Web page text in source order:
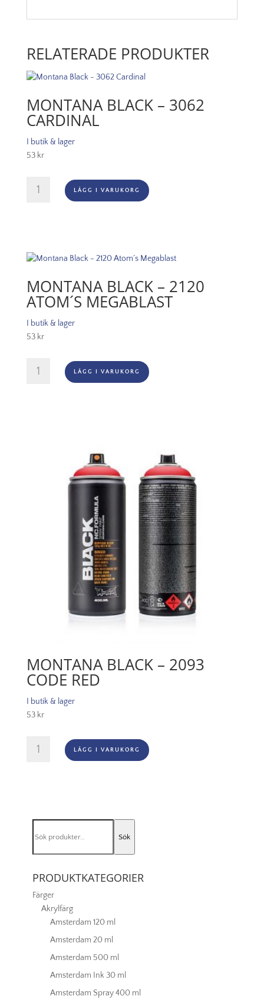
RELATERADE PRODUKTER
MONTANA BLACK – 3062
CARDINAL
I butik & lager
53 kr
Montana
Black
mängd
LÄGG I VARUKORG
MONTANA BLACK – 2120
ATOM´S MEGABLAST
I butik & lager
53 kr
Black
LÄGG I VARUKORG
MONTANA BLACK – 2093
CODE RED
I butik & lager
53 kr
Black
mängd
LÄGG I VARUKORG
efter:
Sök
PRODUKTKATEGORIER
Färger
Akrylfärg
Amsterdam 120 ml
Amsterdam 20 ml
Amsterdam 500 ml
Amsterdam Ink 30 ml
Amsterdam Spray 400 ml